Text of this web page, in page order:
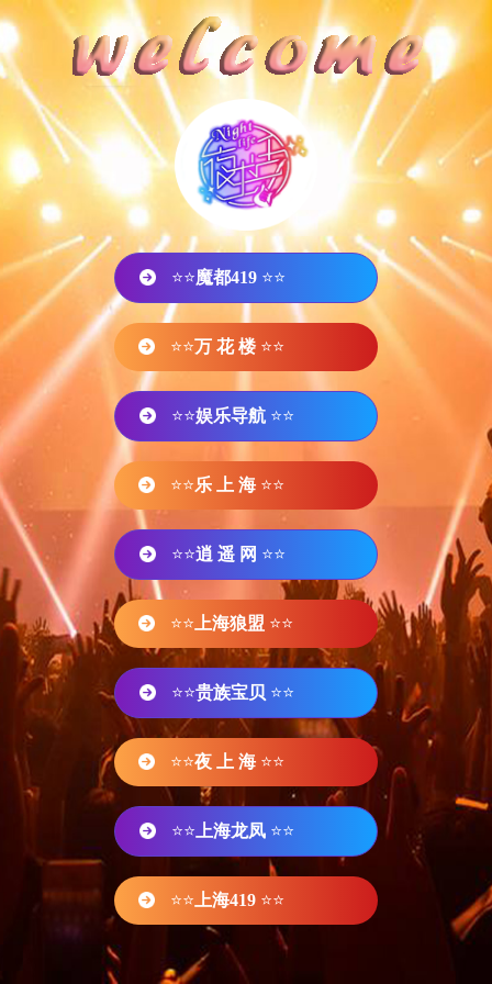
⭐⭐魔都419 ⭐⭐
⭐⭐万 花 楼 ⭐⭐
⭐⭐娱乐导航 ⭐⭐
⭐⭐乐 上 海 ⭐⭐
⭐⭐逍 遥 网 ⭐⭐
⭐⭐ 上海狼盟 ⭐⭐
⭐⭐贵族宝贝 ⭐⭐
⭐⭐夜 上 海 ⭐⭐
⭐⭐ 上海龙凤 ⭐⭐
⭐⭐ 上海419 ⭐⭐